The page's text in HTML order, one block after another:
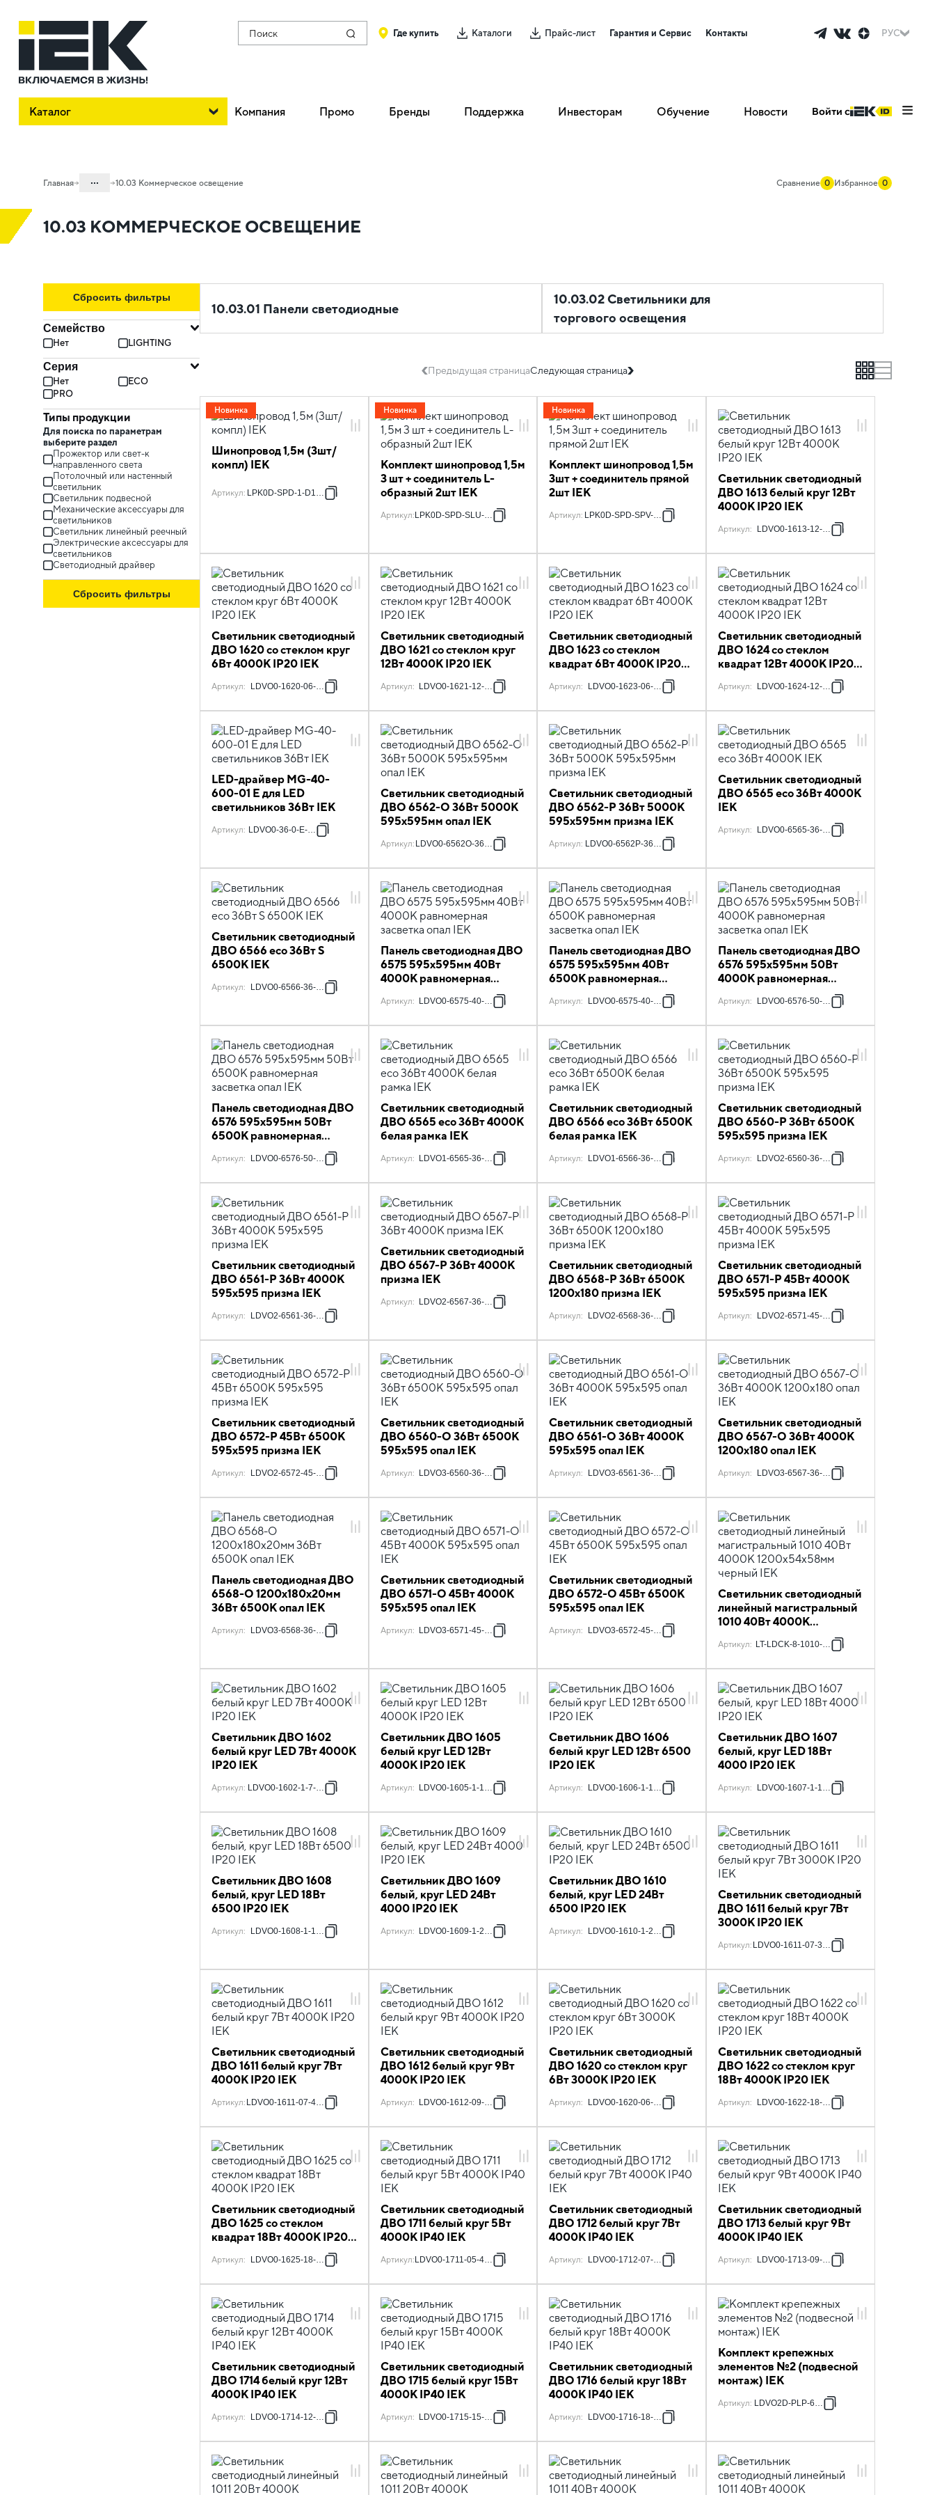
Поиск Где купить Каталоги Прайс-лист Гарантия и Сервис Контакты РУС
Каталог Компания Промо Бренды Поддержка Инвесторам Обучение Новости Войти с
Главная ... 10.03 Коммерческое освещение Сравнение 0 Избранное 0
10.03 КОММЕРЧЕСКОЕ ОСВЕЩЕНИЕ
Сбросить фильтры
Семейство
Нет LIGHTING
Серия
Нет
ECO
PRO
Типы продукции
Для поиска по параметрам
выберите раздел
Прожектор или cвет-к
направленного света
Потолочный или настенный
светильник
Светильник подвесной
Механические аксессуары для
светильников
Светильник линейный реечный
Электрические аксессуары для
светильников
Светодиодный драйвер
Сбросить фильтры
10.03.01 Панели светодиодные
10.03.02 Светильники для
торгового освещения
Предыдущая страницаСледующая страница grid list
Шинопровод 1,5м (3шт/
компл) IEK
Артикул: LPK0D-SPD-1-D15-K01-3
Новинка
Комплект шинопровод 1,5м
3 шт + соединитель L-
образный 2шт IEK
Артикул: LPK0D-SPD-SLU-1-K01
Новинка
Комплект шинопровод 1,5м
3шт + соединитель прямой
2шт IEK
Артикул: LPK0D-SPD-SPV-1-K01
Новинка
Светильник светодиодный
ДВО 1613 белый круг 12Вт
4000К IP20 IEK
Артикул: LDVO0-1613-12-4000-K01
Светильник светодиодный
ДВО 1620 со стеклом круг
6Вт 4000К IP20 IEK
Артикул: LDVO0-1620-06-4000-K01
Светильник светодиодный
ДВО 1621 со стеклом круг
12Вт 4000К IP20 IEK
Артикул: LDVO0-1621-12-4000-K01
Светильник светодиодный
ДВО 1623 со стеклом
квадрат 6Вт 4000К IP20
Артикул: LDVO0-1623-06-4000-K01
Светильник светодиодный
ДВО 1624 со стеклом
квадрат 12Вт 4000К IP20
Артикул: LDVO0-1624-12-4000-K01
LED-драйвер MG-40-
600-01 E для LED
светильников 36Вт IEK
Артикул: LDVO0-36-0-E-K01
Светильник светодиодный
ДВО 6562-O 36Вт 5000К
595х595мм опал IEK
Артикул: LDVO0-6562O-36-5000-K01
Светильник светодиодный
ДВО 6562-P 36Вт 5000К
595х595мм призма IEK
Артикул: LDVO0-6562P-36-5000-K01
Светильник светодиодный
ДВО 6565 eco 36Вт 4000К
IEK
Артикул: LDVO0-6565-36-0-4000-K01
Светильник светодиодный
ДВО 6566 eco 36Вт S
6500К IEK
Артикул: LDVO0-6566-36-0-6500-K01
Панель светодиодная ДВО
6575 595х595мм 40Вт
4000К равномерная
Артикул: LDVO0-6575-40-4000-K01
Панель светодиодная ДВО
6575 595х595мм 40Вт
6500К равномерная
Артикул: LDVO0-6575-40-6500-K01
Панель светодиодная ДВО
6576 595х595мм 50Вт
4000К равномерная
Артикул: LDVO0-6576-50-4000-K01
Панель светодиодная ДВО
6576 595х595мм 50Вт
6500К равномерная
Артикул: LDVO0-6576-50-6500-K01
Светильник светодиодный
ДВО 6565 eco 36Вт 4000К
белая рамка IEK
Артикул: LDVO1-6565-36-0-4000-K01
Светильник светодиодный
ДВО 6566 eco 36Вт 6500К
белая рамка IEK
Артикул: LDVO1-6566-36-0-6500-K01
Светильник светодиодный
ДВО 6560-P 36Вт 6500К
595х595 призма IEK
Артикул: LDVO2-6560-36-6500-U-K01
Светильник светодиодный
ДВО 6561-P 36Вт 4000К
595х595 призма IEK
Артикул: LDVO2-6561-36-4000-U-K01
Светильник светодиодный
ДВО 6567-P 36Вт 4000К
призма IEK
Артикул: LDVO2-6567-36-4000-K01
Светильник светодиодный
ДВО 6568-P 36Вт 6500К
1200х180 призма IEK
Артикул: LDVO2-6568-36-6500-K01
Светильник светодиодный
ДВО 6571-P 45Вт 4000К
595х595 призма IEK
Артикул: LDVO2-6571-45-4000-K01
Светильник светодиодный
ДВО 6572-P 45Вт 6500К
595х595 призма IEK
Артикул: LDVO2-6572-45-6500-K01
Светильник светодиодный
ДВО 6560-O 36Вт 6500К
595х595 опал IEK
Артикул: LDVO3-6560-36-6500-U-K01
Светильник светодиодный
ДВО 6561-О 36Вт 4000К
595х595 опал IEK
Артикул: LDVO3-6561-36-4000-U-K01
Светильник светодиодный
ДВО 6567-O 36Вт 4000К
1200х180 опал IEK
Артикул: LDVO3-6567-36-4000-K01
Панель светодиодная ДВО
6568-O 1200х180х20мм
36Вт 6500К опал IEK
Артикул: LDVO3-6568-36-6500-K01
Светильник светодиодный
ДВО 6571-O 45Вт 4000К
595х595 опал IEK
Артикул: LDVO3-6571-45-4000-K01
Светильник светодиодный
ДВО 6572-O 45Вт 6500К
595х595 опал IEK
Артикул: LDVO3-6572-45-6500-K01
Светильник светодиодный
линейный магистральный
1010 40Вт 4000К
1200х54х58мм черный IEK
Артикул: LT-LDCK-8-1010-040-40-K02
Светильник ДВО 1602
белый круг LED 7Вт 4000К
IP20 IEK
Артикул: LDVO0-1602-1-7-K02
Светильник ДВО 1605
белый круг LED 12Вт
4000K IP20 IEK
Артикул: LDVO0-1605-1-12-K02
Светильник ДВО 1606
белый круг LED 12Вт 6500
IP20 IEK
Артикул: LDVO0-1606-1-12-6500-K01
Светильник ДВО 1607
белый, круг LED 18Вт
4000 IP20 IEK
Артикул: LDVO0-1607-1-18-K01
Светильник ДВО 1608
белый, круг LED 18Вт
6500 IP20 IEK
Артикул: LDVO0-1608-1-18-6500-K01
Светильник ДВО 1609
белый, круг LED 24Вт
4000 IP20 IEK
Артикул: LDVO0-1609-1-24-4000-K01
Светильник ДВО 1610
белый, круг LED 24Вт
6500 IP20 IEK
Артикул: LDVO0-1610-1-24-6500-K01
Светильник светодиодный
ДВО 1611 белый круг 7Вт
3000К IP20 IEK
Артикул: LDVO0-1611-07-3000-K01
Светильник светодиодный
ДВО 1611 белый круг 7Вт
4000К IP20 IEK
Артикул: LDVO0-1611-07-4000-K01
Светильник светодиодный
ДВО 1612 белый круг 9Вт
4000К IP20 IEK
Артикул: LDVO0-1612-09-4000-K01
Светильник светодиодный
ДВО 1620 со стеклом круг
6Вт 3000К IP20 IEK
Артикул: LDVO0-1620-06-3000-K01
Светильник светодиодный
ДВО 1622 со стеклом круг
18Вт 4000К IP20 IEK
Артикул: LDVO0-1622-18-4000-K01
Светильник светодиодный
ДВО 1625 со стеклом
квадрат 18Вт 4000К IP20
Артикул: LDVO0-1625-18-4000-K01
Светильник светодиодный
ДВО 1711 белый круг 5Вт
4000К IP40 IEK
Артикул: LDVO0-1711-05-4000-K01
Светильник светодиодный
ДВО 1712 белый круг 7Вт
4000К IP40 IEK
Артикул: LDVO0-1712-07-4000-K01
Светильник светодиодный
ДВО 1713 белый круг 9Вт
4000К IP40 IEK
Артикул: LDVO0-1713-09-4000-K01
Светильник светодиодный
ДВО 1714 белый круг 12Вт
4000К IP40 IEK
Артикул: LDVO0-1714-12-4000-K01
Светильник светодиодный
ДВО 1715 белый круг 15Вт
4000К IP40 IEK
Артикул: LDVO0-1715-15-4000-K01
Светильник светодиодный
ДВО 1716 белый круг 18Вт
4000К IP40 IEK
Артикул: LDVO0-1716-18-4000-K01
Комплект крепежных
элементов №2 (подвесной
монтаж) IEK
Артикул: LDVO2D-PLP-6368